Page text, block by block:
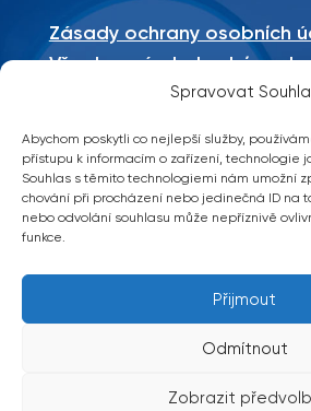
Spravovat
Abychom poskytli co nejlepší služby,
přístupu k informacím o zařízení, technologie
Souhlas s těmito technologiemi nám umožní
chování při procházení nebo jedinečná ID na
nebo odvolání souhlasu může nepříznivě
funkce.
Přijmout
Odmítnout
Zobrazit
Zásady ochrany osobních
Všeobecné obchodní
Mapa stránek
Copyright 2026 © TM
práva